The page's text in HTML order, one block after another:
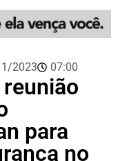
2023 07:00
para
no